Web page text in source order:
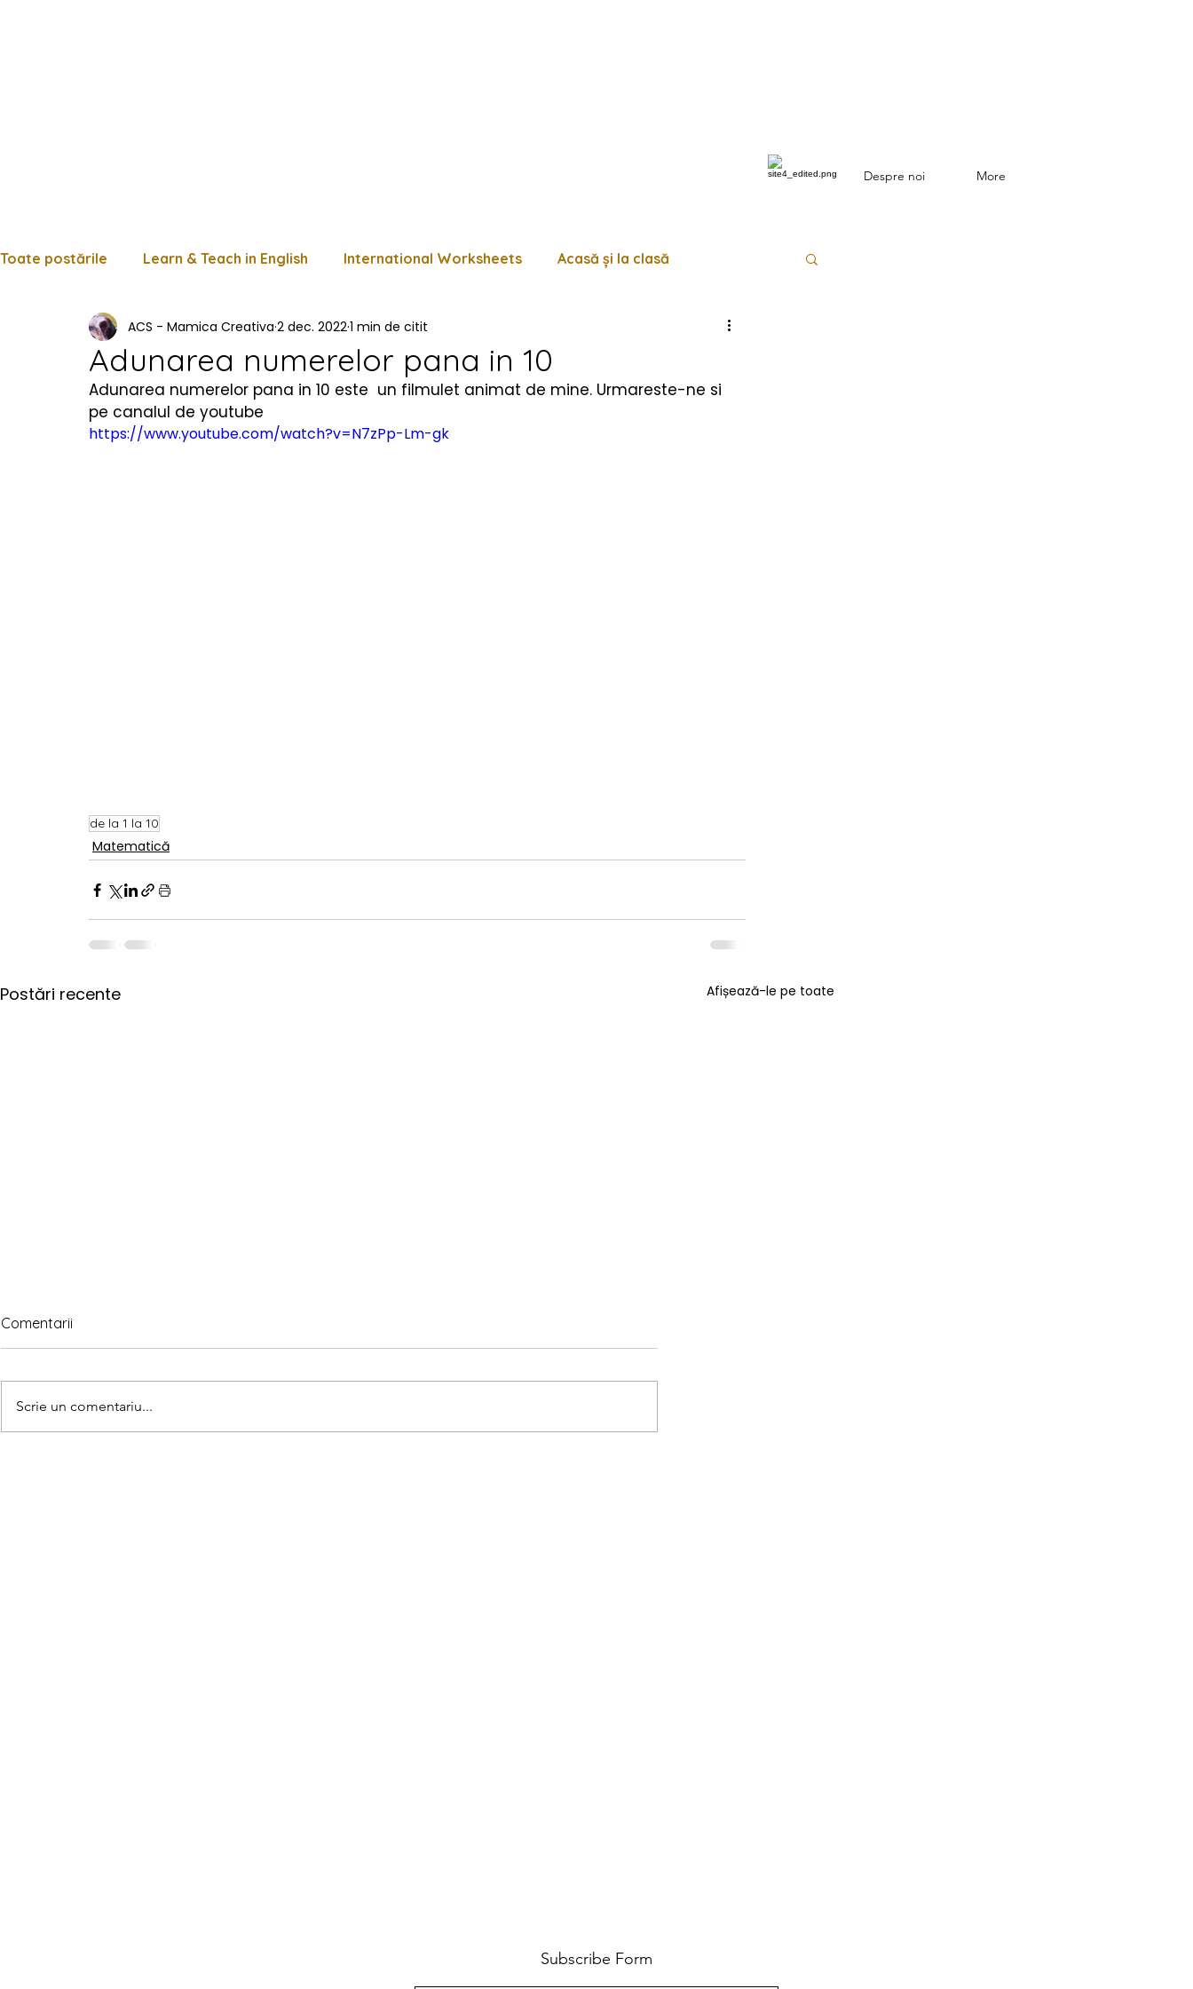
Despre noi More
Toate postările Learn & Teach in English International Worksheets Acasă și la clasă
Limba română Matematică Istorie Fișe de lucru diverse Trasează
Cărți copii Poezii & povești Termeni utilizare Fizica Muzică Clasică
Adunarea numerelor pana in 10
ACS - Mamica Creativa 2 dec. 20221 min de citit
Adunarea numerelor pana in 10 este  un filmulet animat de mine. Urmareste-ne si
pe canalul de youtube
https://www.youtube.com/watch?v=N7zPp-Lm-gk
de la 1 la 10
Matematică
Postări recente Afișează-le pe toate
Matematica din umbră
Comentarii
Scrie un comentariu...
Subscribe Form